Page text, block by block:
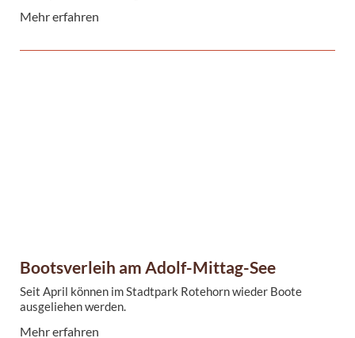
Mehr erfahren
Bootsverleih am Adolf-Mittag-See
Seit April können im Stadtpark Rotehorn wieder Boote
ausgeliehen werden.
Mehr erfahren